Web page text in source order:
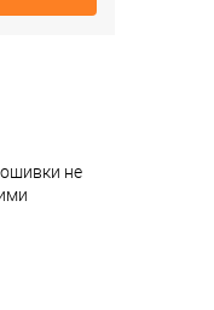
не